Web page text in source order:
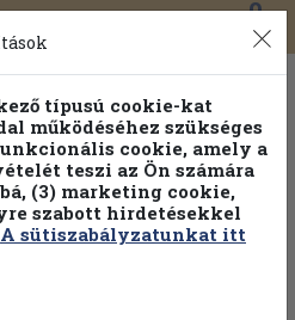
0
típusú cookie-kat
működéséhez szükséges
cookie, amely a
teszi az Ön számára
(3) marketing cookie,
szabott hirdetésekkel
A sütiszabályzatunkat itt